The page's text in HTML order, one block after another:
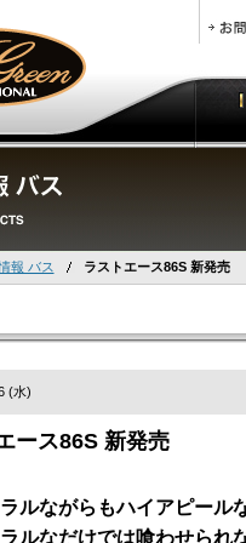
報 バス ラストエース86S 新発売
(水)
ース86S 新発売
ルながらもハイアピー
ルなだけでは喰わせられ